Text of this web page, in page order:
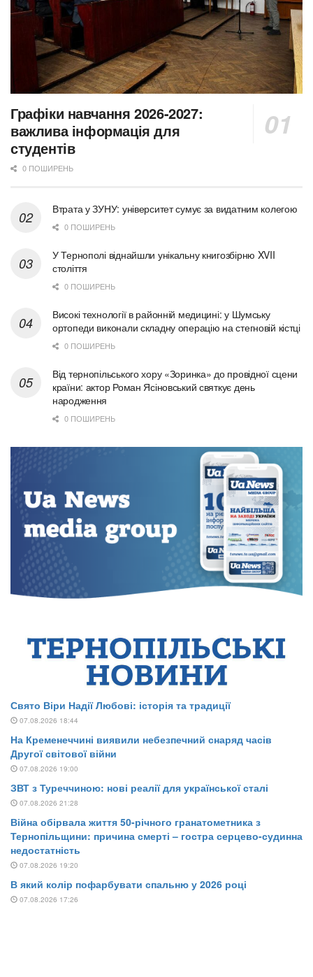
Графіки навчання 2026-2027:
важлива інформація для
студентів
0 ПОШИРЕНЬ
Втрата у ЗУНУ: університет сумує за видатним колегою
0 ПОШИРЕНЬ
У Тернополі віднайшли унікальну книгозбірню XVII
століття
0 ПОШИРЕНЬ
Високі технології в районній медицині: у Шумську
ортопеди виконали складну операцію на стегновій кістці
0 ПОШИРЕНЬ
Від тернопільського хору «Зоринка» до провідної сцени
країни: актор Роман Ясіновський святкує день
народження
0 ПОШИРЕНЬ